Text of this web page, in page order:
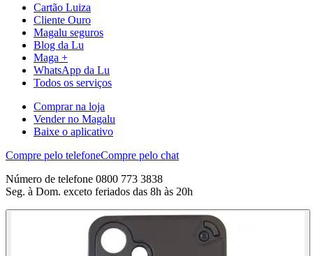
Cartão Luiza
Cliente Ouro
Magalu seguros
Blog da Lu
Maga +
WhatsApp da Lu
Todos os serviços
Comprar na loja
Vender no Magalu
Baixe o aplicativo
Compre pelo telefoneCompre pelo chat
Número de telefone 0800 773 3838
Seg. à Dom. exceto feriados das 8h às 20h